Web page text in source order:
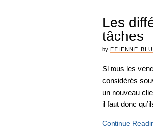
Les
tâches
by ETIENNE
Si tous les
considérés
un nouveau
il faut donc
Continue